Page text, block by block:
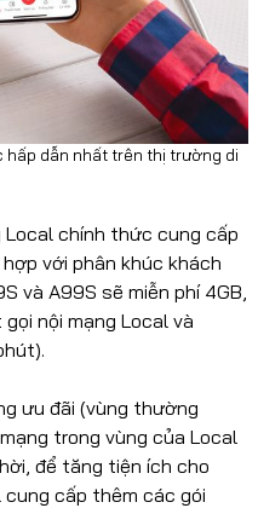
hấp dẫn nhất trên thị trường di
chính thức cung cấp
với phân khúc khách
và A99S sẽ miễn phí 4GB,
nội mạng Local và
ưu đãi (vùng thường
trong vùng của Local
để tăng tiện ích cho
cung cấp thêm các gói